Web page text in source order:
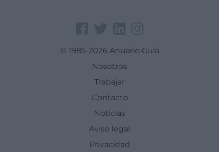
© 1985-2026 Anuario Guía
Nosotros
Trabajar
Contacto
Noticias
Aviso legal
Privacidad